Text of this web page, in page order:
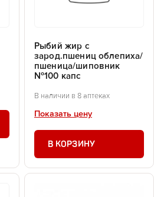
Рыбий жир с
зарод.пшениц облепиха/
пшеница/шиповник
№100 капс
В наличии в 8 аптеках
Показать цену
В КОРЗИНУ